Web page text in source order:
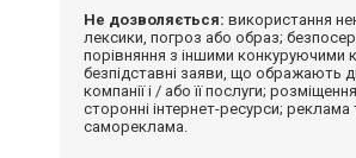
Не дозволяється: використання
лексики, погроз або образ;
порівняння з іншими конкуруючими
безпідставні заяви, що ображають
компанії і / або її послуги;
сторонні інтернет-ресурси; реклама
самореклама.